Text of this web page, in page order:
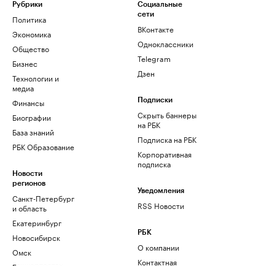
Рубрики
Политика
Экономика
Общество
Бизнес
Технологии и
медиа
Финансы
Биографии
База знаний
РБК Образование
Новости
регионов
Санкт-Петербург
и область
Екатеринбург
Новосибирск
Омск
Социальные
сети
ВКонтакте
Одноклассники
Telegram
Дзен
Подписки
Скрыть баннеры
на РБК
Подписка на РБК
Корпоративная
подписка
Уведомления
RSS Новости
РБК
О компании
Контактная